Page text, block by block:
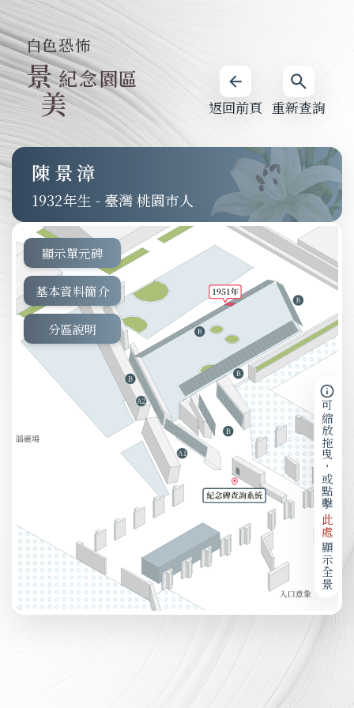
重新查詢
返回前頁
白色恐怖
景
美
紀念園區
陳景漳
1932 - 臺灣 桃園市人
顯示單元碑
基本資料簡介
分區說明
可縮放拖曳，或點擊
此處
顯示全景